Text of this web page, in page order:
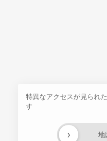
特異なアクセスが見られ
す
地
›